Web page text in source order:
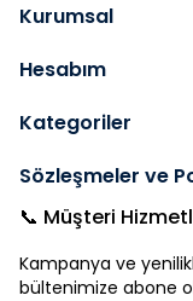
Kurumsal
Hesabım
Kategoriler
Sözleşmeler ve
📞 Müşteri
Kampanya ve
bültenimize abone